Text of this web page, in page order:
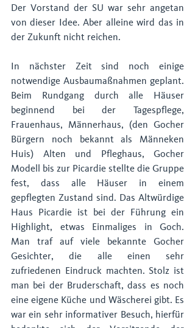
Der Vorstand der SU war sehr angetan
von dieser Idee. Aber alleine wird das in
der Zukunft nicht reichen.
In nächster Zeit sind noch einige
notwendige Ausbaumaßnahmen geplant.
Beim Rundgang durch alle Häuser
beginnend bei der Tagespflege,
Frauenhaus, Männerhaus, (den Gocher
Bürgern noch bekannt als Männeken
Huis) Alten und Pfleghaus, Gocher
Modell bis zur Picardie stellte die Gruppe
fest, dass alle Häuser in einem
gepflegten Zustand sind. Das Altwürdige
Haus Picardie ist bei der Führung ein
Highlight, etwas Einmaliges in Goch.
Man traf auf viele bekannte Gocher
Gesichter, die alle einen sehr
zufriedenen Eindruck machten. Stolz ist
man bei der Bruderschaft, dass es noch
eine eigene Küche und Wäscherei gibt. Es
war ein sehr informativer Besuch, hierfür